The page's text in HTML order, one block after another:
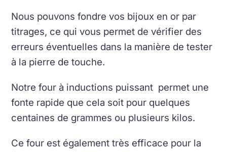
Nous pouvons fondre vos bijoux en or par
titrages, ce qui vous permet de vérifier des
erreurs éventuelles dans la manière de tester
à la pierre de touche.
Notre four à inductions puissant permet une
fonte rapide que cela soit pour quelques
centaines de grammes ou plusieurs kilos.
Ce four est également très efficace pour la